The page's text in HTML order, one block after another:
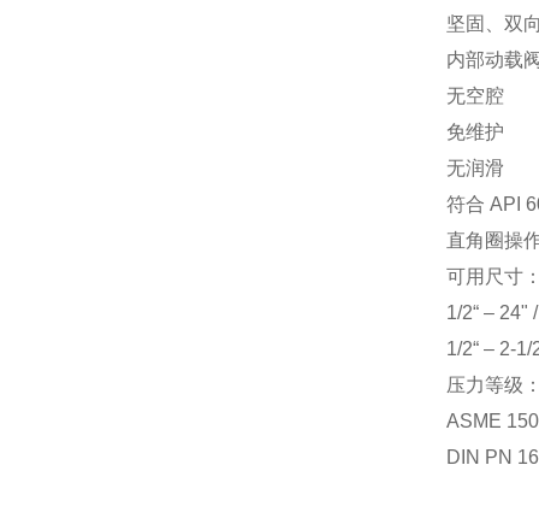
坚固、双
内部动载
无空腔
免维护
无润滑
符合 API
直角圈操
可用尺寸
1/2“ – 24"
1/2“ – 2-
压力等级
ASME
DIN PN